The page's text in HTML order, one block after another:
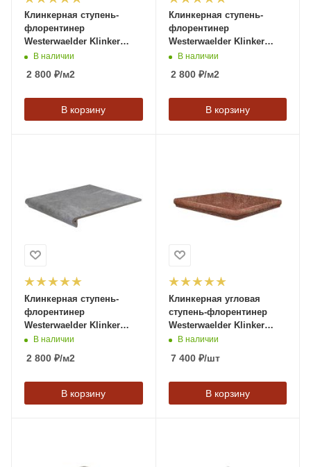
Клинкерная ступень-
флорентинер
Westerwaelder Klinker
ATRIUM Graubraun,
310*320*9,5 мм
В наличии
2 800 ₽/м2
В корзину
Клинкерная ступень-
флорентинер
Westerwaelder Klinker
ATRIUM Scotch,
310*320*9,5 мм
В наличии
2 800₽/м2
В корзину
Клинкерная ступень-
флорентинер
Westerwaelder Klinker
ATRIUM Hellgrau,
В наличии
2 800 ₽/м2
В корзину
Клинкерная угловая
ступень-флорентинер
Westerwaelder Klinker
MONTMARTRE
мм
В наличии
7 400₽/шт
В корзину